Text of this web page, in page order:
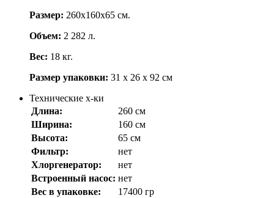
Размер: 260х160х65 см.
Объем: 2 282 л.
Вес: 18 кг.
Размер упаковки: 31 х 26 х 92 см
Технические х-ки
Длина:
260 см
Ширина:
160 см
Высота:
65 см
Фильтр:
нет
Хлоргенератор:
нет
Встроенный насос: нет
Вес в упаковке:
17400 гр